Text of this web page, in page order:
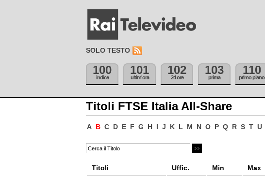
SOLO TESTO
100
indice
101
ultim'ora
102
24 ore
103
prima
110
primo piano
Titoli FTSE Italia All-Share
A B C D E F G H I J K L M N O P Q R S T U
Titoli Uffic. Min Max